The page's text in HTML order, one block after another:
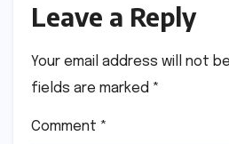
Leave a Reply
Your email address will not
fields are marked *
Comment *